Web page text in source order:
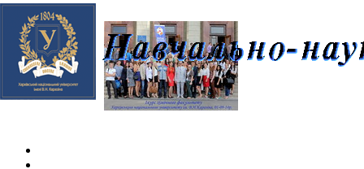
Skip navigation